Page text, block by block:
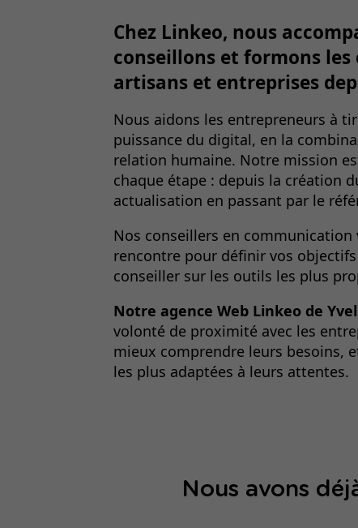
Chez Linkeo, nous
conseillons et formons
artisans et entreprises
Nous aidons les entrepreneurs à
puissance du digital, en la
relation humaine. Notre mission
chaque étape : depuis la création
actualisation en passant par le
Nos conseillers en communication
rencontrepour définir vos
conseiller sur les outils les plus
Notre agence Web Linkeo de
volonté de proximité avec les
mieux comprendre leurs besoins,
les plus adaptées à leurs attentes.
Nous avons